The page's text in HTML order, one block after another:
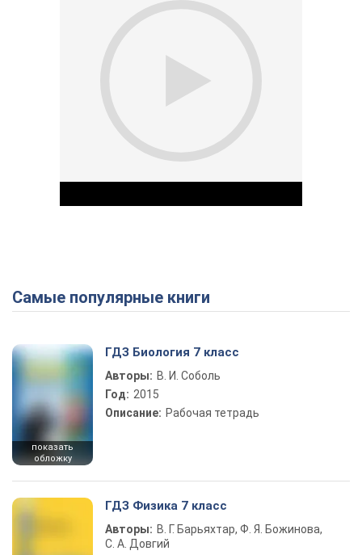
Play Video
Самые популярные книги
показать
обложку
ГДЗ Биология 7 класс
Авторы: В. И. Соболь
Год: 2015
Описание: Рабочая тетрадь
ГДЗ Физика 7 класс
Авторы: В. Г. Барьяхтар, Ф. Я. Божинова,
С. А. Довгий